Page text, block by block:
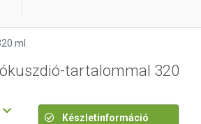
ml
tartalommal 320
Készletinformáció